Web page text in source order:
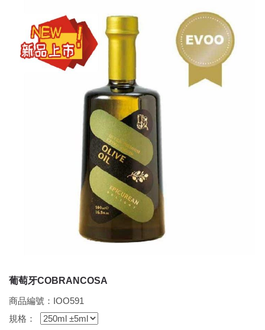
葡萄牙COBRANCOSA
商品編號：IOO591
規格：